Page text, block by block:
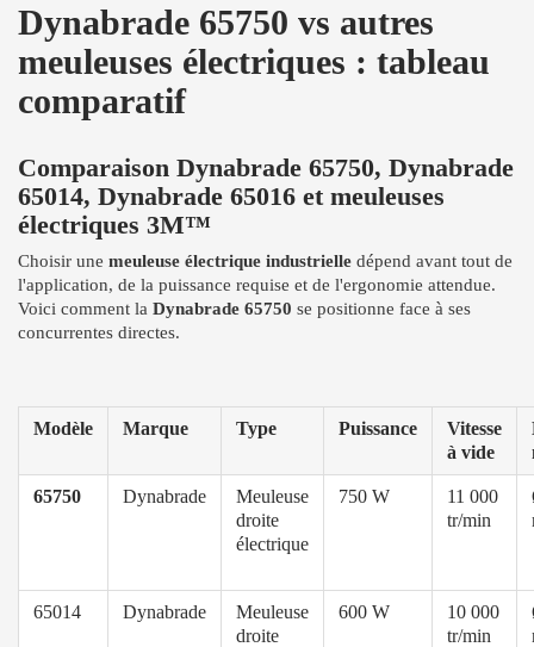
Dynabrade 65750 vs autres
meuleuses électriques : tableau
comparatif
Comparaison Dynabrade 65750, Dynabrade
65014, Dynabrade 65016 et meuleuses
électriques 3M™
Choisir une meuleuse électrique industrielle dépend avant tout de
l'application, de la puissance requise et de l'ergonomie attendue.
Voici comment la Dynabrade 65750 se positionne face à ses
concurrentes directes.
Modèle Marque Type Puissance
Vitesse
à vide
65750 Dynabrade
Meuleuse
droite
électrique
750 W
11 000
tr/min
65014 Dynabrade
Meuleuse
droite
600 W
10 000
tr/min